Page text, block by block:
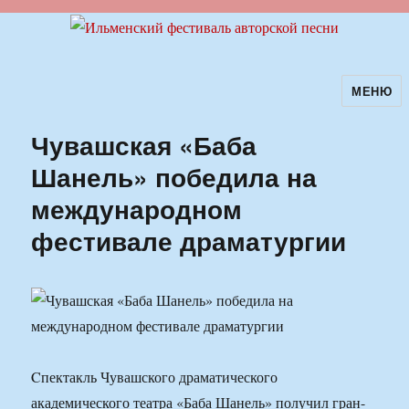
Ильменский фестиваль авторскойМЕНЮ
Чувашская «Баба
Шанель» победила на
международном
фестивале драматургии
Cпектакль Чувашского драматического
академического театра «Баба Шанель» получил гран-